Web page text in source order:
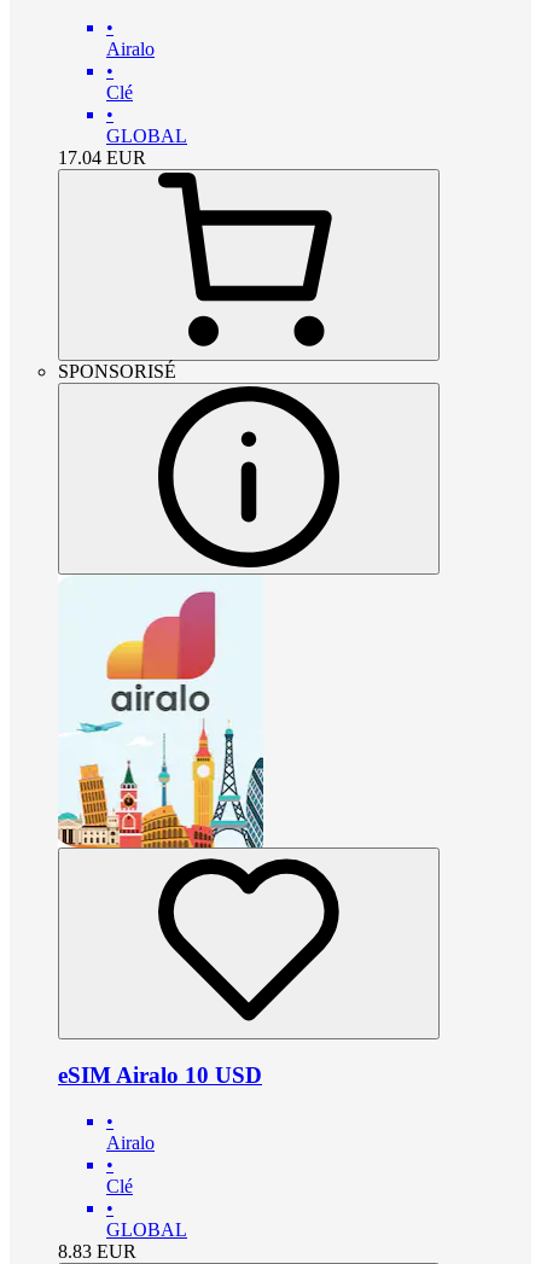
•
Airalo
•
Clé
•
GLOBAL
17.04 EUR
SPONSORISÉ
eSIM Airalo 10 USD
•
Airalo
•
Clé
•
GLOBAL
8.83 EUR